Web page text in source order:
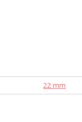
22 mm